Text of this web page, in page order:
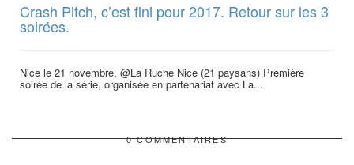
Crash Pitch, c’est fini pour 2017. Retour sur les 3
soirées.
Nice le 21 novembre, @La Ruche Nice (21 paysans) Première
soirée de la série, organisée en partenariat avec La...
0 COMMENTAIRES